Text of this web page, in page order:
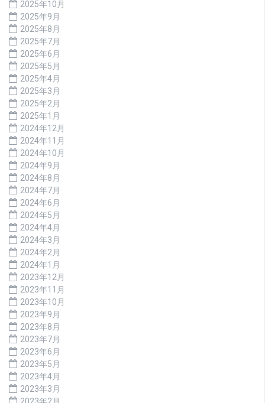
2025年10月
2025年9月
2025年8月
2025年7月
2025年6月
2025年5月
2025年4月
2025年3月
2025年2月
2025年1月
2024年12月
2024年11月
2024年10月
2024年9月
2024年8月
2024年7月
2024年6月
2024年5月
2024年4月
2024年3月
2024年2月
2024年1月
2023年12月
2023年11月
2023年10月
2023年9月
2023年8月
2023年7月
2023年6月
2023年5月
2023年4月
2023年3月
2023年2月